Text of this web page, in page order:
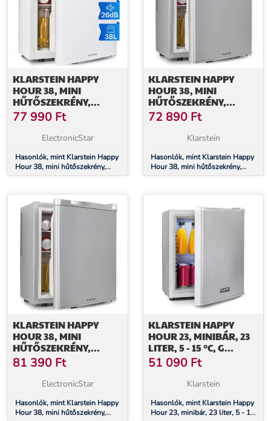
KLARSTEIN HAPPY
HOUR 38, MINI
HŰTŐSZEKRÉNY,
MINIBÁR, 38 LITER, 26
DB
77 990 Ft
ElectronicStar
Hasonlók, mint Klarstein Happy
Hour 38, mini hűtőszekrény,
minibár, 38 liter, 26 dB
KLARSTEIN HAPPY
HOUR 38, MINI
HŰTŐSZEKRÉNY,
MINIBÁR, ITALHŰTŐ, 38
L, 26 DB
72 890 Ft
Klarstein
Hasonlók, mint Klarstein Happy
Hour 38, mini hűtőszekrény,
minibár, italhűtő, 38 l, 26 dB
KLARSTEIN HAPPY
HOUR 38, MINI
HŰTŐSZEKRÉNY,
MINIBÁR, ITALHŰTŐ, 38
L, 26 DB
81 390 Ft
ElectronicStar
Hasonlók, mint Klarstein Happy
Hour 38, mini hűtőszekrény,
KLARSTEIN HAPPY
HOUR 23, MINIBÁR, 23
LITER, 5 - 15 °C, G
ENERGIAHATÉKONYSÁGI
OSZTÁLY, CSENDES, 23
DB, LED VILÁGÍTÁS,
51 090 Ft
Klarstein
Hasonlók, mint Klarstein Happy
Hour 23, minibár, 23 liter, 5 - 15